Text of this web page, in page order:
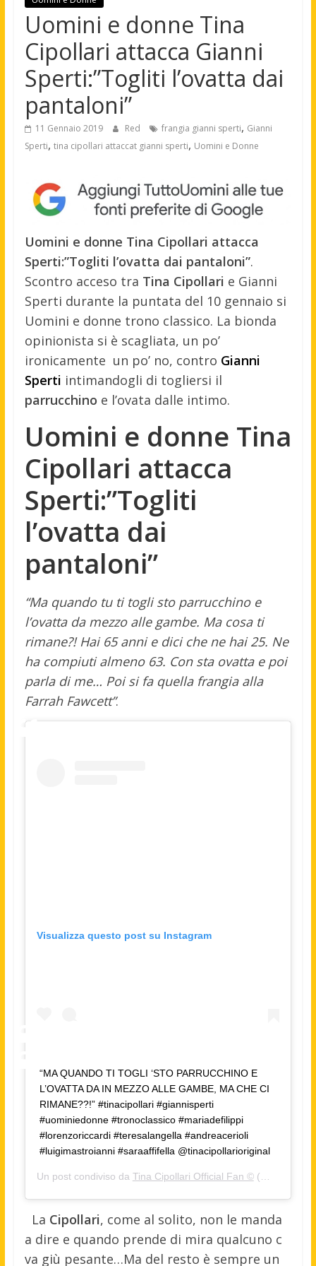
Uomini e donne Tina
Cipollari attacca Gianni
Sperti:”Togliti l’ovatta dai
pantaloni”
11 Gennaio 2019 Red frangia gianni sperti, Gianni
Sperti, tina cipollari attaccat gianni sperti, Uomini e Donne
Uomini e donne Tina Cipollari attacca
Sperti:”Togliti l’ovatta dai pantaloni”.
Scontro acceso tra Tina Cipollari e Gianni
Sperti durante la puntata del 10 gennaio si
Uomini e donne trono classico. La bionda
opinionista si è scagliata, un po’
ironicamente un po’ no, contro Gianni
Sperti intimandogli di togliersi il
parrucchino e l’ovata dalle intimo.
Uomini e donne Tina
Cipollari attacca
Sperti:”Togliti
l’ovatta dai
pantaloni”
“Ma quando tu ti togli sto parrucchino e
l’ovatta da mezzo alle gambe. Ma cosa ti
rimane?! Hai 65 anni e dici che ne hai 25. Ne
ha compiuti almeno 63. Con sta ovatta e poi
parla di me… Poi si fa quella frangia alla
Farrah Fawcett”.
Visualizza questo post su Instagram
“MA QUANDO TI TOGLI ‘STO PARRUCCHINO E
L’OVATTA DA IN MEZZO ALLE GAMBE, MA CHE CI
RIMANE??!” #tinacipollari #giannisperti
#uominiedonne #tronoclassico #mariadefilippi
#lorenzoriccardi #teresalangella #andreacerioli
#luigimastroianni #saraaffifella @tinacipollarioriginal
Un post condiviso da Tina Cipollari Official Fan ©(@tinacipollari_officialfc) in data:
La Cipollari, come al solito, non le manda
a dire e quando prende di mira qualcuno c
va giù pesante…Ma del resto è sempre un